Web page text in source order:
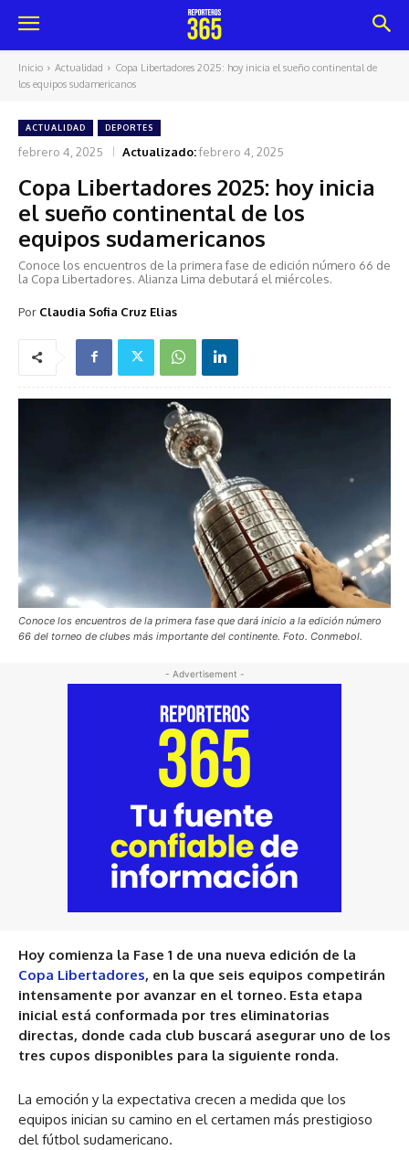
Inicio Actualidad
Copa Libertadores 2025: hoy inicia el sueño continental de
los equipos sudamericanos
ACTUALIDAD DEPORTES
febrero 4, 2025 Actualizado:febrero 4, 2025
Copa Libertadores 2025: hoy inicia
el sueño continental de los
equipos sudamericanos
Conoce los encuentros de la primera fase de edición número 66 de
la Copa Libertadores. Alianza Lima debutará el miércoles.
Por Claudia Sofia Cruz Elias
Conoce los encuentros de la primera fase que dará inicio a la edición número
66 del torneo de clubes más importante del continente. Foto. Conmebol.
- Advertisement -
Hoy comienza la Fase 1 de una nueva edición de la
Copa Libertadores, en la que seis equipos competirán
intensamente por avanzar en el torneo. Esta etapa
inicial está conformada por tres eliminatorias
directas, donde cada club buscará asegurar uno de los
tres cupos disponibles para la siguiente ronda.
La emoción y la expectativa crecen a medida que los
equipos inician su camino en el certamen más prestigioso
del fútbol sudamericano.